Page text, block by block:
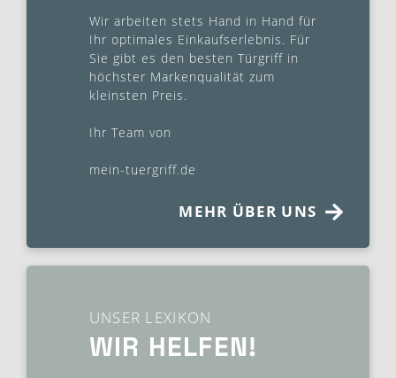
Wir arbeiten stets Hand in Hand für
Ihr optimales Einkaufserlebnis. Für
Sie gibt es den besten Türgriff in
höchster Markenqualität zum
kleinsten Preis.
Ihr Team von
mein-tuergriff.de
MEHR ÜBER UNS
UNSER LEXIKON
WIR HELFEN!